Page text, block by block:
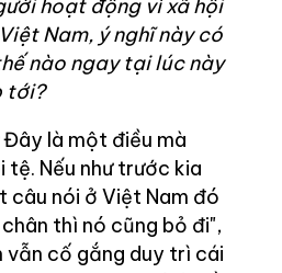
hoạt động vì xã hội
Nam, ý nghĩ này có
nào ngay tại lúc này
tới?
Đây là một điều mà
tệ. Nếu như trước kia
câu nói ở Việt Nam đó
thì nó cũng bỏ đi",
vẫn cố gắng duy trì cái